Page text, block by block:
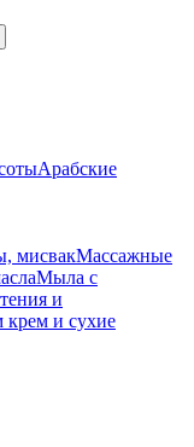
Арабские
мисвакМассажные
Мыла с
и
и сухие